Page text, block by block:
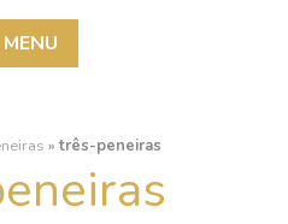
MENU
»três-peneiras